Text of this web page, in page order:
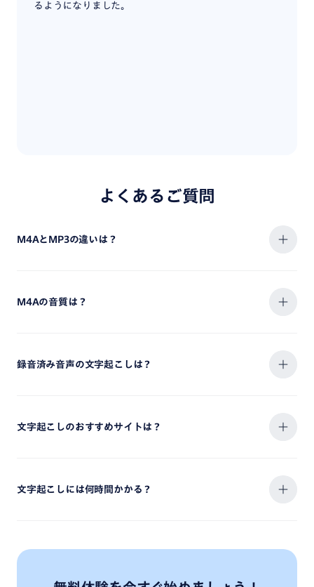
るようになりました。
よくあるご質問
M4AとMP3の違いは？
M4Aの音質は？
録音済み音声の文字起こしは？
文字起こしのおすすめサイトは？
文字起こしには何時間かかる？